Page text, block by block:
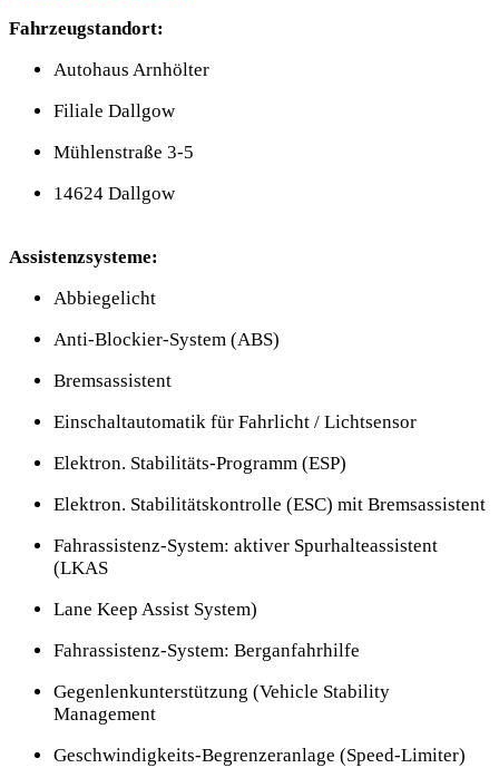
Fahrzeugstandort:
Autohaus Arnhölter
Filiale Dallgow
Mühlenstraße 3-5
14624 Dallgow
Assistenzsysteme:
Abbiegelicht
Anti-Blockier-System (ABS)
Bremsassistent
Einschaltautomatik für Fahrlicht / Lichtsensor
Elektron. Stabilitäts-Programm (ESP)
Elektron. Stabilitätskontrolle (ESC) mit Bremsassistent
Fahrassistenz-System: aktiver Spurhalteassistent
(LKAS
Lane Keep Assist System)
Fahrassistenz-System: Berganfahrhilfe
Gegenlenkunterstützung (Vehicle Stability
Management
Geschwindigkeits-Begrenzeranlage (Speed-Limiter)